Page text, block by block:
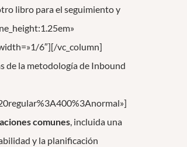
libro para el seguimiento y
6″][/vc_column]
de la metodología de Inbound
comunes, incluida una
y la planificación